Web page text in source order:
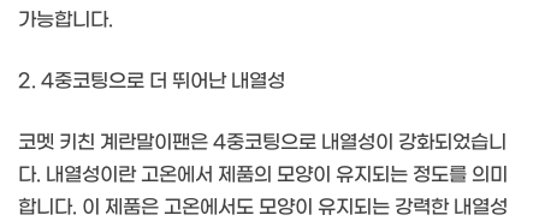
가능합니다.
2. 4중코팅으로 더 뛰어난 내열성
코멧 키친 계란말이팬은 4중코팅으로 내열성이 강화되었습니
다. 내열성이란 고온에서 제품의 모양이 유지되는 정도를 의미
합니다. 이 제품은 고온에서도 모양이 유지되는 강력한 내열성